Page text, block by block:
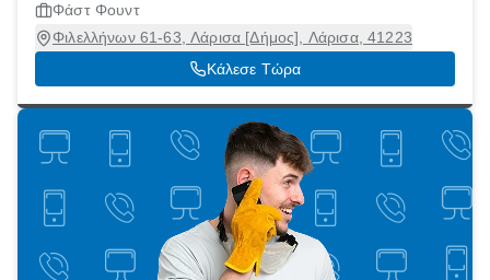
Φάστ Φουντ
Φιλελλήνων 61-63, Λάρισα [Δήμος], Λάρισα, 41223
Κάλεσε Τώρα